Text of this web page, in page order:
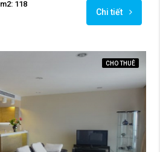
m2: 118
Chi tiết
CHO THUÊ